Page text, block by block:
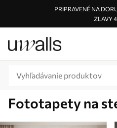
PRIPRAVENÉ NA
ZĽAVY
Fototapety na